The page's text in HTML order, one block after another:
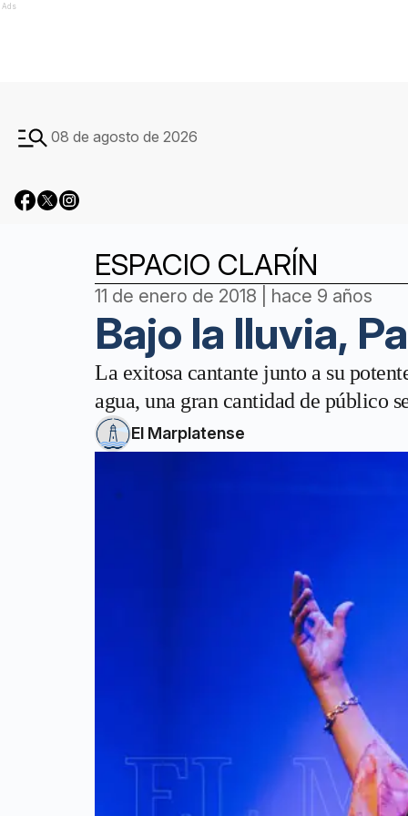
Ads
08 de agosto de 2026
ESPACIO CLARÍN
11 de enero de 2018 | hace 9 años
Bajo la lluvia,
La exitosa cantante junto a su
agua, una gran cantidad de público
El Marplatense